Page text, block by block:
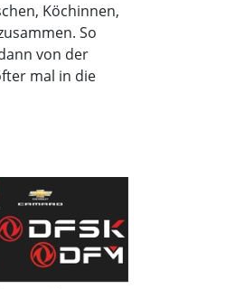
Köchinnen,
So
von der
mal in die